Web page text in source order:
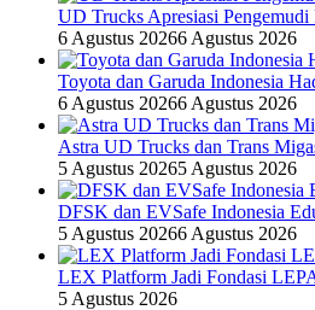
UD Trucks Apresiasi
6 Agustus 20266 Agustus 2026
Toyota dan Garuda Indonesia
6 Agustus 20266 Agustus 2026
Astra UD Trucks dan Trans
5 Agustus 20265 Agustus 2026
DFSK dan EVSafe Indonesia
5 Agustus 20266 Agustus 2026
LEX Platform Jadi Fondasi
5 Agustus 2026